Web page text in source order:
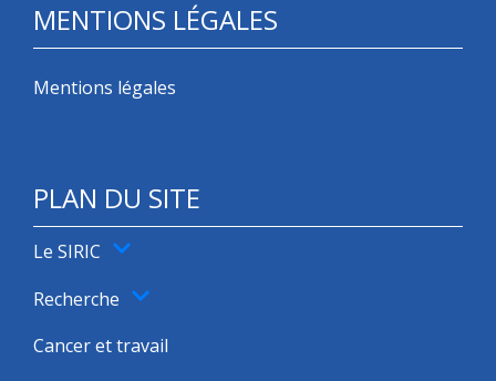
MENTIONS LÉGALES
Mentions légales
PLAN DU SITE
Le SIRIC
Recherche
Cancer et travail